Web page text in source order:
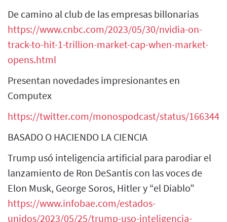
De camino al club de las empresas billonarias
https://www.cnbc.com/2023/05/30/nvidia-on-
track-to-hit-1-trillion-market-cap-when-market-
opens.html
Presentan novedades impresionantes en
Computex
https://twitter.com/monospodcast/status/
BASADO O HACIENDO LA CIENCIA
Trump usó inteligencia artificial para parodiar el
lanzamiento de Ron DeSantis con las voces de
Elon Musk, George Soros, Hitler y “el Diablo”
https://www.infobae.com/estados-
unidos/2023/05/25/trump-uso-inteligencia-